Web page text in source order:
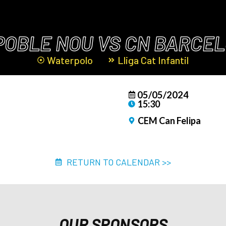
NOU VS CN
Waterpolo Lliga Cat Infantil
05/05/2024
15:30
CEM Can Felipa
RETURN TO CALENDAR >>